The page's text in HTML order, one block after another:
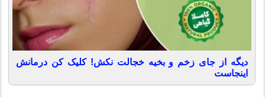
دیگه از جای زخم و بخیه خجالت نکش! کلیک کن درمانش
اینجاست